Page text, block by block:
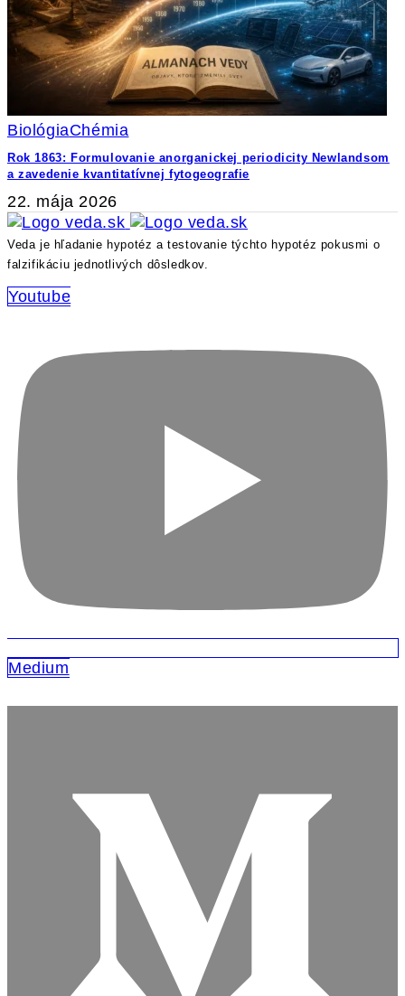
BiológiaChémia
Rok 1863: Formulovanie anorganickej periodicity Newlandsom
a zavedenie kvantitatívnej fytogeografie
22. mája 2026
Veda je hľadanie hypotéz a testovanie týchto hypotéz pokusmi o
falzifikáciu jednotlivých dôsledkov.
Youtube
Medium